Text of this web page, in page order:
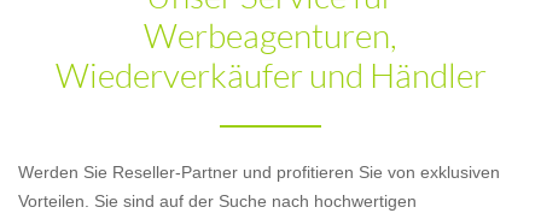
Werbeagenturen,
Wiederverkäufer und Händler
Werden Sie Reseller-Partner und profitieren Sie von exklusiven
Vorteilen. Sie sind auf der Suche nach hochwertigen